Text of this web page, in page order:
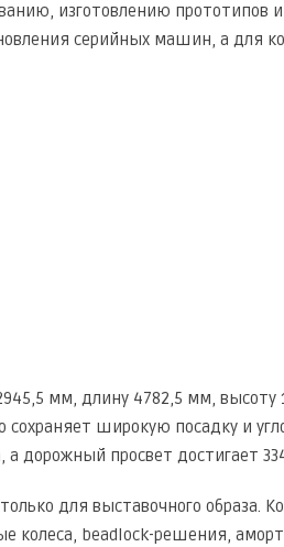
изготовлению прототипов
серийных машин, а для
мм, длину 4782,5 мм,
сохраняет широкую посадку и
а дорожный просвет достигает
для выставочного
колеса, beadlock-решения,